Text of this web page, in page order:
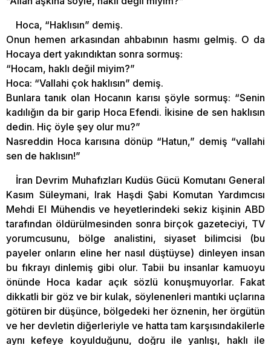
Hoca, “Haklısın” demiş.
Onun hemen arkasından ahbabının hasmı gelmiş. O da
Hocaya dert yakındıktan sonra sormuş:
“Hocam, haklı değil miyim?”
Hoca: “Vallahi çok haklısın” demiş.
Bunlara tanık olan Hocanın karısı şöyle sormuş: “Senin
kadılığın da bir garip Hoca Efendi. İkisine de sen haklısın
dedin. Hiç öyle şey olur mu?”
Nasreddin Hoca karısına dönüp “Hatun,” demiş “vallahi
sen de haklısın!”
İran Devrim Muhafızları Kudüs Gücü Komutanı General
Kasım Süleymani, Irak Haşdi Şabi Komutan Yardımcısı
Mehdi El Mühendis ve heyetlerindeki sekiz kişinin ABD
tarafından öldürülmesinden sonra birçok gazeteciyi, TV
yorumcusunu, bölge analistini, siyaset bilimcisi (bu
payeler onların eline her nasıl düştüyse) dinleyen insan
bu fıkrayı dinlemiş gibi olur. Tabii bu insanlar kamuoyu
önünde Hoca kadar açık sözlü konuşmuyorlar. Fakat
dikkatli bir göz ve bir kulak, söylenenleri mantıki uçlarına
götüren bir düşünce, bölgedeki her öznenin, her örgütün
ve her devletin diğerleriyle ve hatta tam karşısındakilerle
aynı kefeye koyulduğunu, doğru ile yanlışı, haklı ile